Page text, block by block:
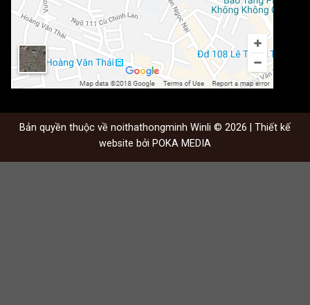
Bản quyền thuộc về noithathongminh Winli © 2026 | Thiết kế
website bởi POKA MEDIA